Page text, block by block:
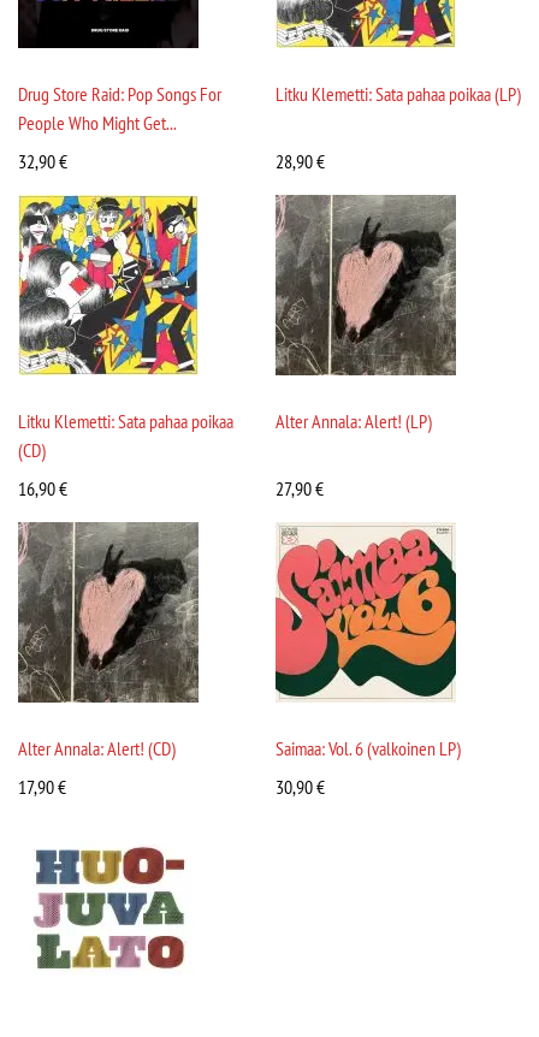
Drug Store Raid: Pop Songs For
People Who Might Get...
32,90€
Litku Klemetti: Sata pahaa poikaa (LP)
28,90€
Litku Klemetti: Sata pahaa poikaa
(CD)
16,90€
Alter Annala: Alert! (LP)
27,90€
Alter Annala: Alert! (CD)
17,90€
Saimaa: Vol. 6 (valkoinen LP)
30,90€